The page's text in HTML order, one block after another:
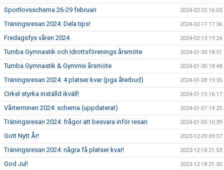
Sportlovsschema 26-29 februari 2024-02-25 16:03
Träningsresan 2024: Dela tips! 2024-02-17 17:36
Fredagsfys våren 2024 2024-02-13 19:24
Tumba Gymnastik och Idrottsförenings årsmöte 2024-01-30 18:51
Tumba Gymnastik & Gymmix årsmöte 2024-01-30 18:48
Träningsresan 2024: 4 platser kvar (pga återbud) 2024-01-28 19:35
Cirkel styrka inställd ikväll! 2024-01-15 16:17
Vårterminen 2024: schema (uppdaterat) 2024-01-07 14:25
Träningsresan 2024: frågor att besvara inför resan 2024-01-03 10:39
Gott Nytt År! 2023-12-29 09:57
Träningsresan 2024: några få platser kvar! 2023-12-18 21:53
God Jul! 2023-12-18 21:50